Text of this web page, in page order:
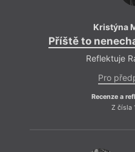
Kristýna
Příště to
Reflektuje
Pro
Recenze a
Z čísla